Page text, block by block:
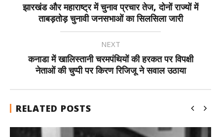
झारखंड और महाराष्ट्र में चुनाव प्रचार तेज, दोनों राज्यों में
ताबड़तोड़ चुनावी जनसभाओं का सिलसिला जारी
NEXT
कनाडा में खालिस्तानी चरमपंथियों की हरकत पर विपक्षी
नेताओं की चुप्पी पर किरण रिजिजू ने सवाल उठाया
RELATED POSTS